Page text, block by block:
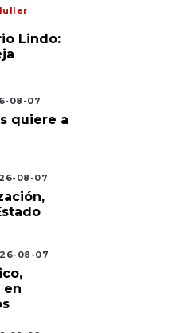
Lindo:
08-07
quiere a
08-07
08-07
en